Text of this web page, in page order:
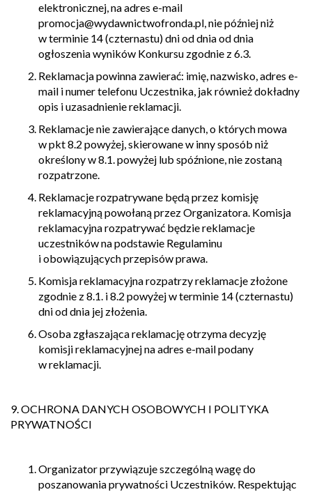
elektronicznej, na adres e-mail
promocja@wydawnictwofronda.pl, nie później niż
w terminie 14 (czternastu) dni od dnia od dnia
ogłoszenia wyników Konkursu zgodnie z 6.3.
Reklamacja powinna zawierać: imię, nazwisko, adres e-
mail i numer telefonu Uczestnika, jak również dokładny
opis i uzasadnienie reklamacji.
Reklamacje nie zawierające danych, o których mowa
w pkt 8.2 powyżej, skierowane w inny sposób niż
określony w 8.1. powyżej lub spóźnione, nie zostaną
rozpatrzone.
Reklamacje rozpatrywane będą przez komisję
reklamacyjną powołaną przez Organizatora. Komisja
reklamacyjna rozpatrywać będzie reklamacje
uczestników na podstawie Regulaminu
i obowiązujących przepisów prawa.
Komisja reklamacyjna rozpatrzy reklamacje złożone
zgodnie z 8.1. i 8.2 powyżej w terminie 14 (czternastu)
dni od dnia jej złożenia.
Osoba zgłaszająca reklamację otrzyma decyzję
komisji reklamacyjnej na adres e-mail podany
w reklamacji.
9. OCHRONA DANYCH OSOBOWYCH I POLITYKA
PRYWATNOŚCI
Organizator przywiązuje szczególną wagę do
poszanowania prywatności Uczestników. Respektując